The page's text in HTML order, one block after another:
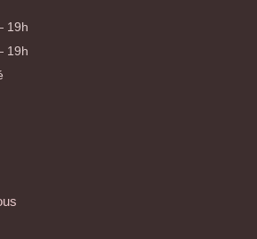
19h
19h